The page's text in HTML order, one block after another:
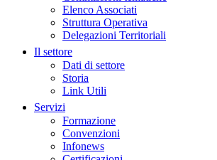
Elenco Associati
Struttura Operativa
Delegazioni Territoriali
Il settore
Dati di settore
Storia
Link Utili
Servizi
Formazione
Convenzioni
Infonews